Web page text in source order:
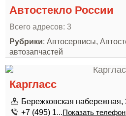
Автостекло России
Всего адресов: 3
Рубрики: Автосервисы,
автозапчастей
Каргласс
Бережковская набережная,
+7 (495) 1...Показать телефон